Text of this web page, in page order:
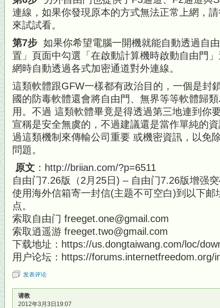
連線，如果你發現原本的方式無法正常上網，
來試試看。
第7步 如果你希望電腦一開機就能自動透過自
置」頁面中勾選「在啟動計算機時啟動自由門
網時自動透過各式加密通道對外連線。
這類軟體跟GFW一樣都有政治目的，一個是封
國的防毒軟體還會將自由門、無界等等軟體歸
用。不過 這類軟體畢竟是得透過第三地連到你
宣稱是安全無虞的，不過建議還是當作單純的
過這類機制來傳輸公司重要 或機密資訊，以免
問題。
原文 ：http://briian.com/?p=6511
自由门7.26版（2月25日) – 自由门7.26版增强
使用海外信箱寄一封信(主题不可空白)到以下
点。
索取自由门 freeget.one@gmail.com
索取逍遥游 freeget.two@gmail.com
下载地址：https://us.dongtaiwang.com/loc/
用户论坛：https://forums.internetfreedom.org/
发表评论
请教
2012年3月3日19:07